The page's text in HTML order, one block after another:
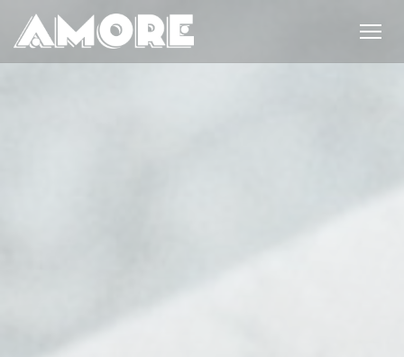
Personalizing your cookie choices